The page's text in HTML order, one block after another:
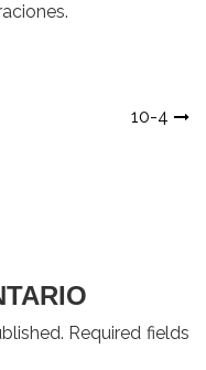
10-4
Required fields